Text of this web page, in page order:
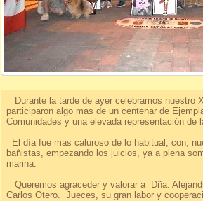
Durante la tarde de ayer celebramos nuestro
participaron algo mas de un centenar de
Comunidades y una elevada representación de
El día fue mas caluroso de lo habitual, con,
bañistas, empezando los juicios, ya a plena
marina.
Queremos agraceder y valorar a Dña.
Carlos Otero. Jueces, su gran labor y